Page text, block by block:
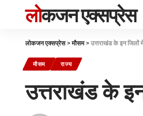
लोकजन एक्सप्रेस
लोकजन एक्सप्रेस>मौसम>उत्तराखंड के इन जिलों
मौसम राज्य
उत्तराखंड के